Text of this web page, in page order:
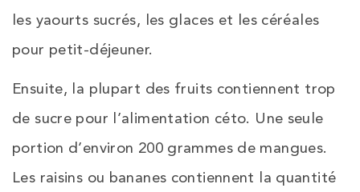
les yaourts sucrés, les glaces et les céréales
pour petit-déjeuner.
Ensuite, la plupart des fruits contiennent trop
de sucre pour l’alimentation céto. Une seule
portion d’environ 200 grammes de mangues.
Les raisins ou bananes contiennent la quantité